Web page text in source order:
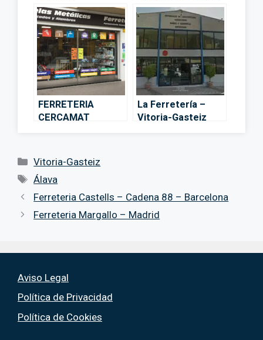
Gasteiz
FERRETERIA
CERCAMAT
La Ferretería –
Vitoria-Gasteiz
Categorías
Vitoria-Gasteiz
Etiquetas
Álava
Ferreteria Castells – Cadena 88 – Barcelona
Ferreteria Margallo – Madrid
Aviso Legal
Política de Privacidad
Política de Cookies